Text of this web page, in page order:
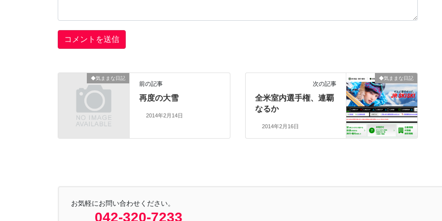
◆気ままな日記
前の記事
再度の大雪
2014年2月14日
◆気ままな日記
次の記事
全米室内選手権、連覇
なるか
2014年2月16日
お気軽にお問い合わせください。
042-320-7233